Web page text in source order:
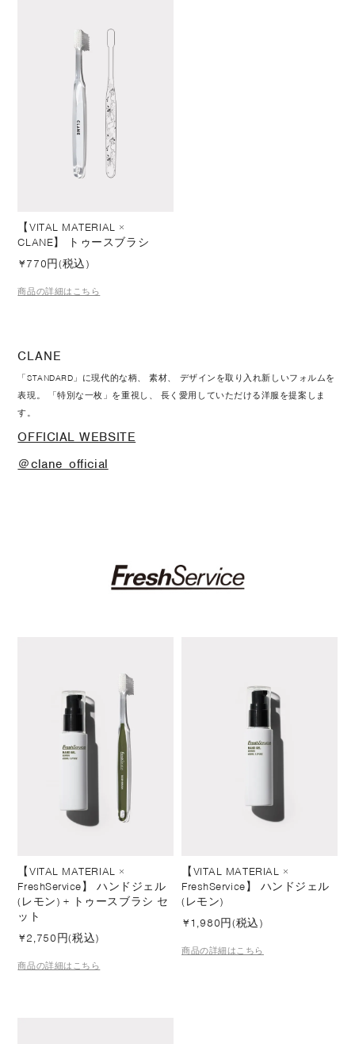
【VITAL MATERIAL ×
CLANE】 トゥースブラシ
¥770円(税込)
商品の詳細はこちら
CLANE
「STANDARD」に現代的な柄、 素材、 デザインを取り入れ新しいフォルムを
表現。 「特別な一枚」を重視し、 長く愛用していただける洋服を提案しま
す。
OFFICIAL WEBSITE
＠clane_official
【VITAL MATERIAL ×
FreshService】 ハンドジェル
(レモン) + トゥースブラシ セ
ット
¥2,750円(税込)
商品の詳細はこちら
【VITAL MATERIAL ×
FreshService】 ハンドジェル
(レモン)
¥1,980円(税込)
商品の詳細はこちら